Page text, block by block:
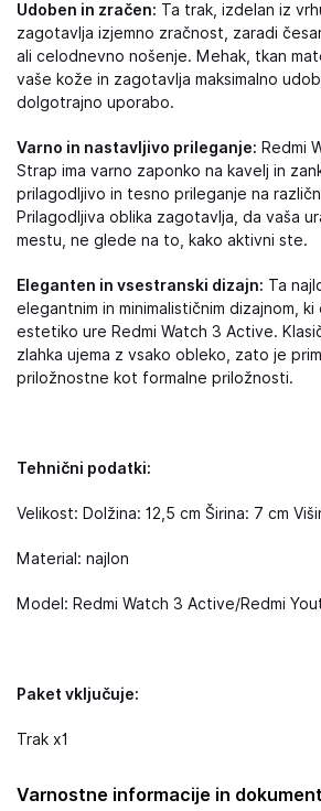
Udoben in zračen: Ta trak, izdelan iz
zagotavlja izjemno zračnost, zaradi
ali celodnevno nošenje. Mehak, tkan
vaše kože in zagotavlja maksimalno
dolgotrajno uporabo.
Varno in nastavljivo prileganje: Redmi
Strap ima varno zaponko na kavelj in
prilagodljivo in tesno prileganje na
Prilagodljiva oblika zagotavlja, da vaša
mestu, ne glede na to, kako aktivni ste.
Eleganten in vsestranski dizajn: Ta
elegantnim in minimalističnim dizajnom,
estetiko ure Redmi Watch 3 Active.
zlahka ujema z vsako obleko, zato je
priložnostne kot formalne priložnosti.
Tehnični podatki:
Velikost: Dolžina: 12,5 cm Širina: 7 cm
Material: najlon
Model: Redmi Watch 3 Active/Redmi
Paket vključuje:
Trak x1
Varnostne informacije in